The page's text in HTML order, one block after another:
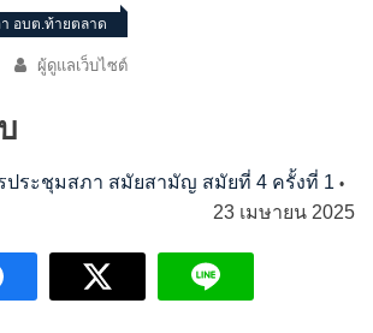
อบต.ท้ายตลาด
ผู้ดูแลเว็บไซต์
ประชุมสภา สมัยสามัญ สมัยที่ 4 ครั้งที่ 1 •
23 เมษายน 2025